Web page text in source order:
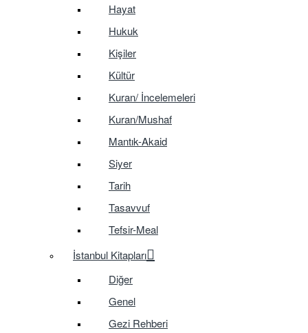
Hayat
Hukuk
Kişiler
Kültür
Kuran/ İncelemeleri
Kuran/Mushaf
Mantık-Akaid
Siyer
Tarih
Tasavvuf
Tefsir-Meal
İstanbul Kitapları
Diğer
Genel
Gezi Rehberi